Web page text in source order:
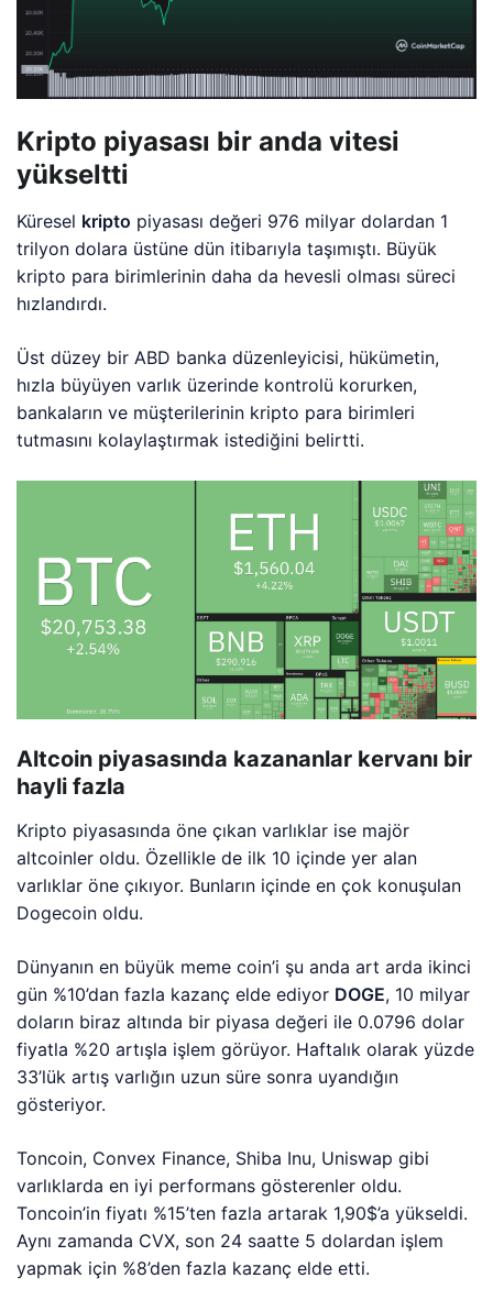
Kripto piyasası bir anda vitesi
yükseltti
Küresel kripto piyasası değeri 976 milyar dolardan 1
trilyon dolara üstüne dün itibarıyla taşımıştı. Büyük
kripto para birimlerinin daha da hevesli olması süreci
hızlandırdı.
Üst düzey bir ABD banka düzenleyicisi, hükümetin,
hızla büyüyen varlık üzerinde kontrolü korurken,
bankaların ve müşterilerinin kripto para birimleri
tutmasını kolaylaştırmak istediğini belirtti.
Altcoin piyasasında kazananlar kervanı bir
hayli fazla
Kripto piyasasında öne çıkan varlıklar ise majör
altcoinler oldu. Özellikle de ilk 10 içinde yer alan
varlıklar öne çıkıyor. Bunların içinde en çok konuşulan
Dogecoin oldu.
Dünyanın en büyük meme coin’i şu anda art arda ikinci
gün %10’dan fazla kazanç elde ediyor DOGE, 10 milyar
doların biraz altında bir piyasa değeri ile 0.0796 dolar
fiyatla %20 artışla işlem görüyor. Haftalık olarak yüzde
33’lük artış varlığın uzun süre sonra uyandığın
gösteriyor.
Toncoin, Convex Finance, Shiba Inu, Uniswap gibi
varlıklarda en iyi performans gösterenler oldu.
Toncoin’in fiyatı %15’ten fazla artarak 1,90$’a yükseldi.
Aynı zamanda CVX, son 24 saatte 5 dolardan işlem
yapmak için %8’den fazla kazanç elde etti.